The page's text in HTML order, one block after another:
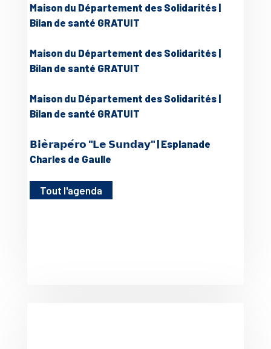
Maison du Département des Solidarités |
Bilan de santé GRATUIT
Maison du Département des Solidarités |
Bilan de santé GRATUIT
Maison du Département des Solidarités |
Bilan de santé GRATUIT
𝗕𝗶𝗲̀𝗿𝗮𝗽𝗲́𝗿𝗼 "𝗟𝗲 𝗦𝘂𝗻𝗱𝗮𝘆" | Esplanade
Charles de Gaulle
Tout l'agenda